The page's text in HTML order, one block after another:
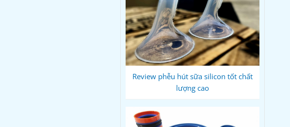
Review phễu hút sữa silicon tốt chất
lượng cao